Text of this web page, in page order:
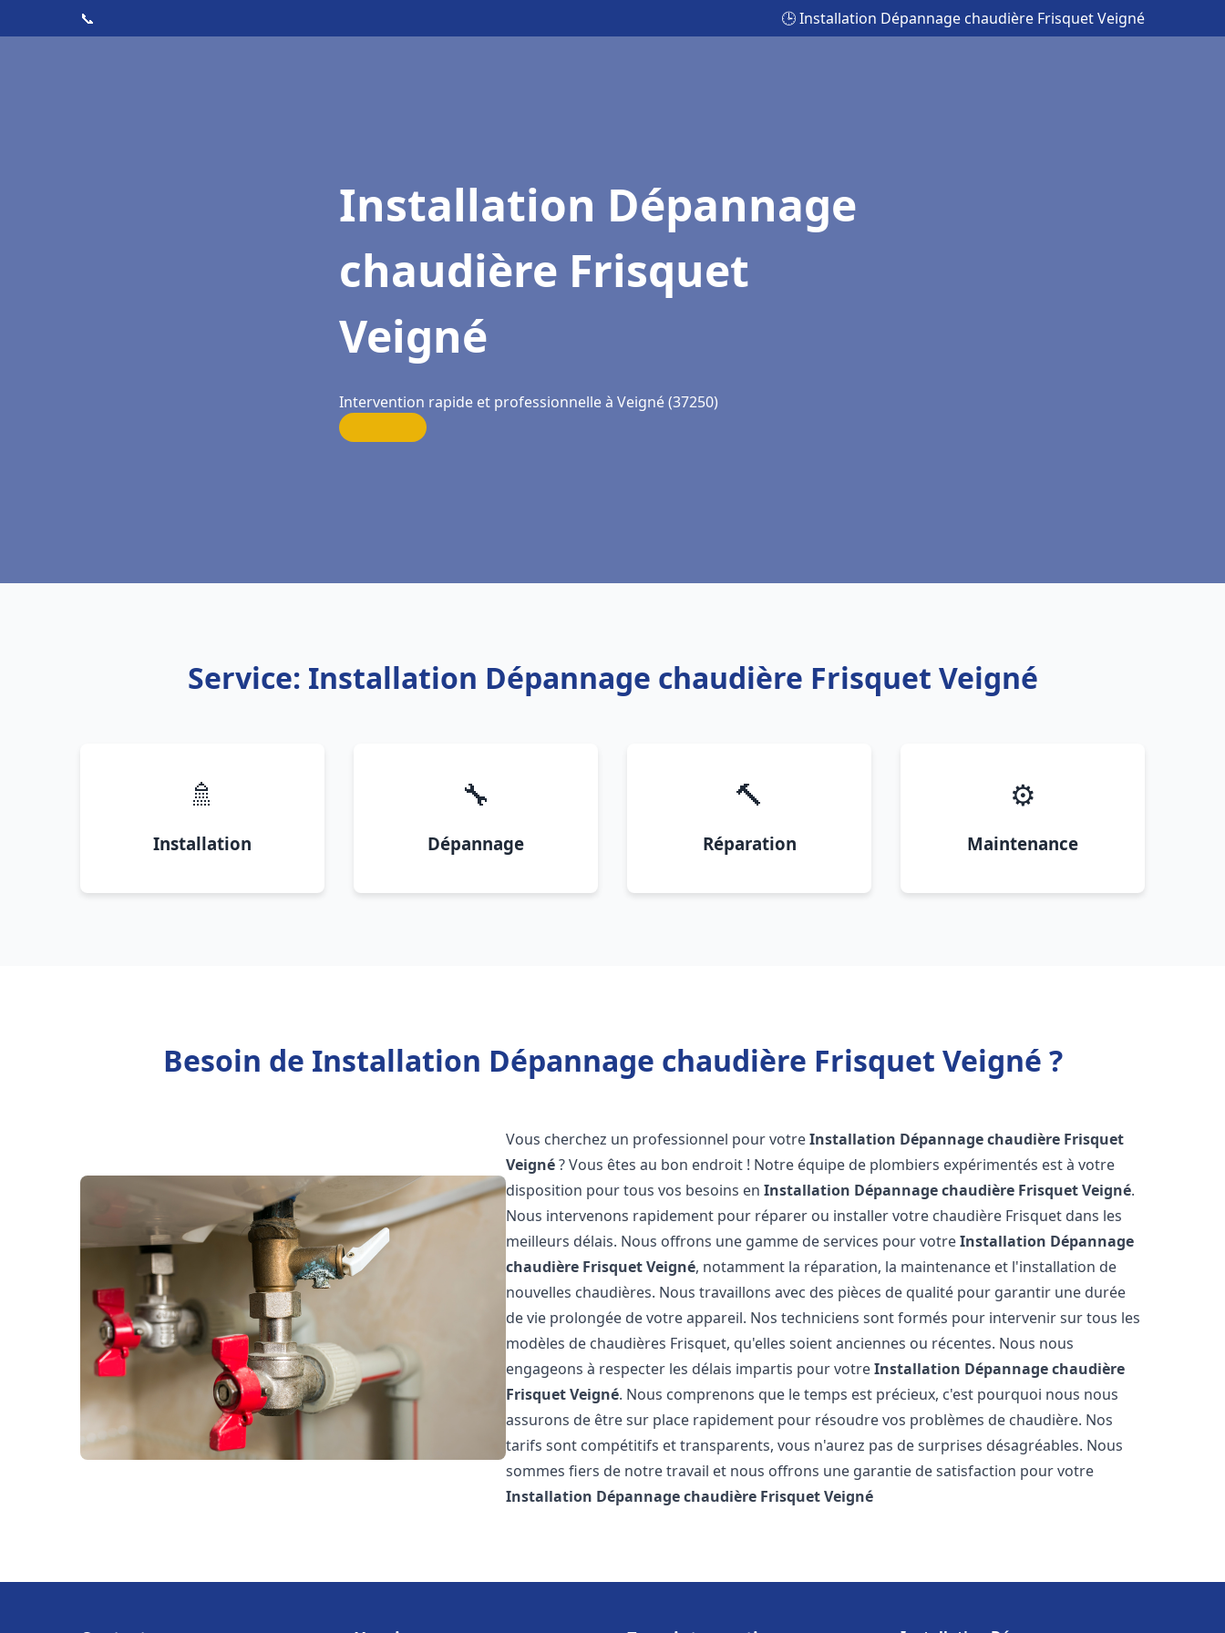
📞 🕒 Installation Dépannage chaudière Frisquet Veigné
Installation Dépannage
chaudière Frisquet
Veigné
Intervention rapide et professionnelle à Veigné (37250)
Service: Installation Dépannage chaudière Frisquet Veigné
🚿
Installation
🔧
Dépannage
🔨
Réparation
⚙️
Maintenance
Besoin de Installation Dépannage chaudière Frisquet Veigné ?
Vous cherchez un professionnel pour votreInstallation Dépannage chaudière Frisquet
Veigné? Vous êtes au bon endroit ! Notre équipe de plombiers expérimentés est à votre
disposition pour tous vos besoins enInstallation Dépannage chaudière FrisquetVeigné.
Nous intervenons rapidement pour réparer ou installer votre chaudière Frisquet dans les
meilleurs délais. Nous offrons une gamme de services pour votreInstallation Dépannage
chaudière FrisquetVeigné, notamment la réparation, la maintenance et l'installation de
nouvelles chaudières. Nous travaillons avec des pièces de qualité pour garantir une durée
de vie prolongée de votre appareil. Nos techniciens sont formés pour intervenir sur tous les
modèles de chaudières Frisquet, qu'elles soient anciennes ou récentes. Nous nous
engageons à respecter les délais impartis pour votreInstallation Dépannage chaudière
FrisquetVeigné. Nous comprenons que le temps est précieux, c'est pourquoi nous nous
assurons de être sur place rapidement pour résoudre vos problèmes de chaudière. Nos
tarifs sont compétitifs et transparents, vous n'aurez pas de surprises désagréables. Nous
sommes fiers de notre travail et nous offrons une garantie de satisfaction pour votre
Installation Dépannage chaudière FrisquetVeigné